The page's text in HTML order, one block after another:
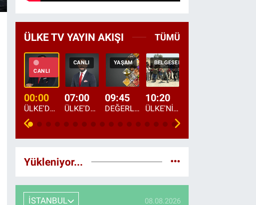
ÜLKE TV YAYIN AKIŞI TÜMÜ
CANLI
00:00
ÜLKE'DE BU GECE
CANLI
07:00
ÜLKE'DE HAFTA SONU
YAŞAM
09:45
DEĞERLERİN DAVETİ
BELGESEL
10:20
ÜLKE'NİN ÇOCUKLARI
Yükleniyor...
İSTANBUL 08.08.2026